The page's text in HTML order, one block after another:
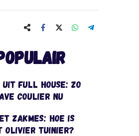
uit Full House: zo
Coulier nu
Zakmes: hoe is
Olivier Tuinier?